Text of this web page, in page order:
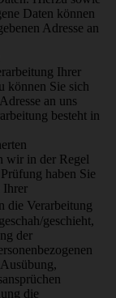
Daten können
Adresse an
Ihrer
können Sie sich
an uns
besteht in
wir in der Regel
haben Sie
Ihrer
die Verarbeitung
geschieht,
der
die